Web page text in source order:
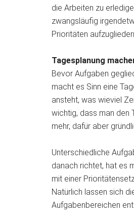
die Arbeiten zu
zwangsläufig
Prioritäten
Tagesplanung
Bevor Aufgaben
macht es Sinn eine
ansteht, was wieviel
wichtig, dass man den
mehr, dafür aber
Unterschiedliche
danach richtet, hat es
mit einer
Natürlich lassen sich
Aufgabenbereichen